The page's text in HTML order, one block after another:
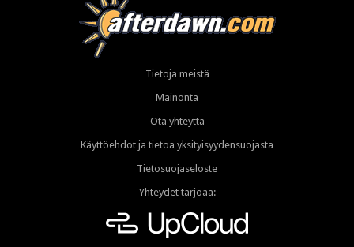
Tietoja meistä
Mainonta
Ota yhteyttä
Käyttöehdot ja tietoa yksityisyydensuojasta
Tietosuojaseloste
Yhteydet tarjoaa: